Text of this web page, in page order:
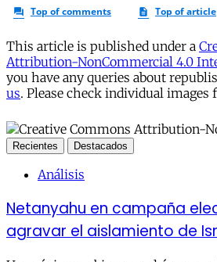
This article is published under a
Attribution-NonCommercial 4.0
you have any queries about
us. Please check individual images
Recientes Destacados
Análisis
Netanyahu en campaña
agravar el aislamiento de